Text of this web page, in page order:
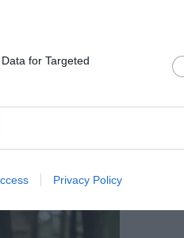
for Targeted
Privacy Policy